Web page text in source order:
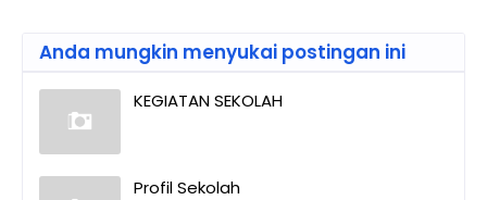
Anda mungkin menyukai postingan ini
KEGIATAN SEKOLAH
Profil Sekolah